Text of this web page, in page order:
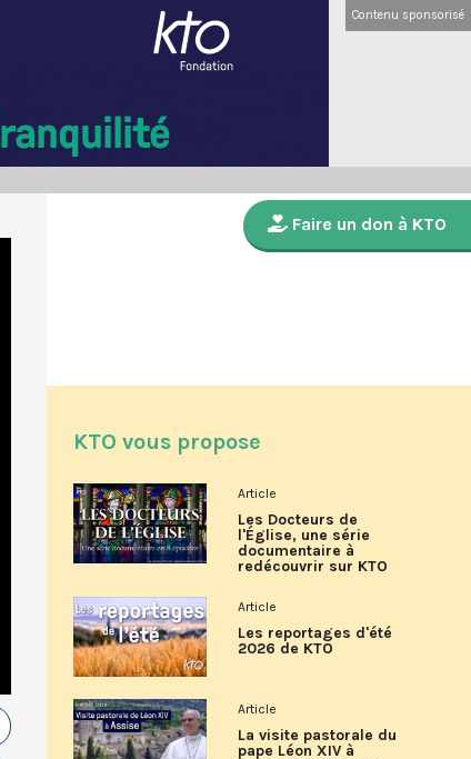
Contenu sponsorisé
Faire un don à KTO
KTO vous propose
Article
Les Docteurs de
l'Église, une série
documentaire à
redécouvrir sur KTO
Article
Les reportages d'été
2026 de KTO
Article
La visite pastorale du
pape Léon XIV à